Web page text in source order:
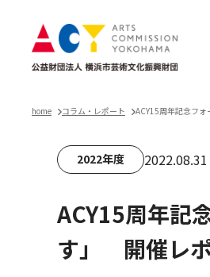
home コラム・レポート ACY15周年記念フ
2022年度 2022.08.31
ACY15周年記
す」 開催レ